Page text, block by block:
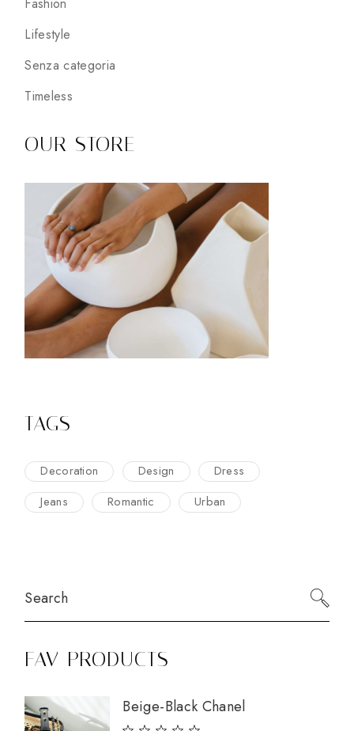
Fashion
Lifestyle
Senza categoria
Timeless
OUR STORE
TAGS
Decoration Design
Dress
Jeans
Romantic Urban
FAV PRODUCTS
Beige-Black Chanel